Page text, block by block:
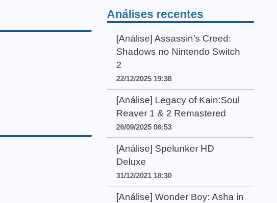
Análises recentes
[Análise] Assassin’s Creed:
Shadows no Nintendo Switch
2
22/12/2025 19:38
[Análise] Legacy of Kain:Soul
Reaver 1 & 2 Remastered
26/09/2025 06:53
[Análise] Spelunker HD
Deluxe
31/12/2021 18:30
[Análise] Wonder Boy: Asha in